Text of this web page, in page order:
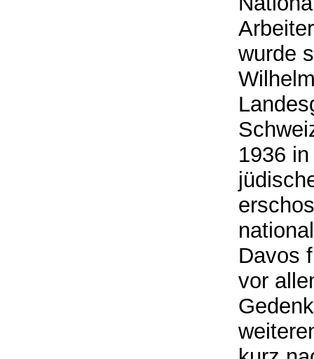
wurde
1936
Davos
vor